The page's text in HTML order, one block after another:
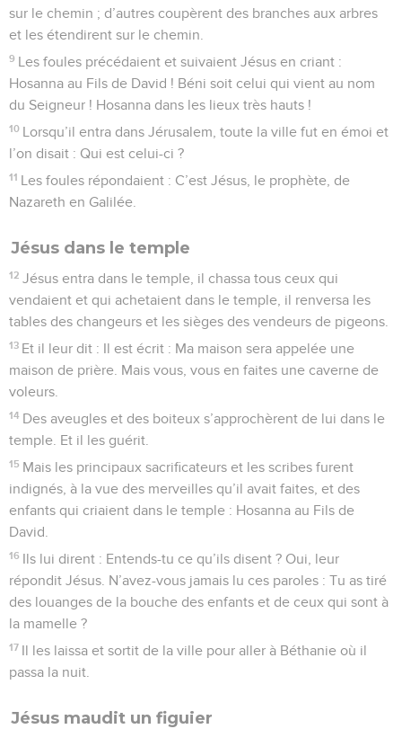
sur le chemin ; d’autres coupèrent des branches aux arbres
et les étendirent sur le chemin.
9 Les foules précédaient et suivaient Jésus en criant :
Hosanna au Fils de David ! Béni soit celui qui vient au nom
du Seigneur ! Hosanna dans les lieux très hauts !
10 Lorsqu’il entra dans Jérusalem, toute la ville fut en émoi et
l’on disait : Qui est celui-ci ?
11 Les foules répondaient : C’est Jésus, le prophète, de
Nazareth en Galilée.
Jésus dans le temple
12 Jésus entra dans le temple, il chassa tous ceux qui
vendaient et qui achetaient dans le temple, il renversa les
tables des changeurs et les sièges des vendeurs de pigeons.
13 Et il leur dit : Il est écrit : Ma maison sera appelée une
maison de prière. Mais vous, vous en faites une caverne de
voleurs.
14 Des aveugles et des boiteux s’approchèrent de lui dans le
temple. Et il les guérit.
15 Mais les principaux sacrificateurs et les scribes furent
indignés, à la vue des merveilles qu’il avait faites, et des
enfants qui criaient dans le temple : Hosanna au Fils de
David.
16 Ils lui dirent : Entends-tu ce qu’ils disent ? Oui, leur
répondit Jésus. N’avez-vous jamais lu ces paroles : Tu as tiré
des louanges de la bouche des enfants et de ceux qui sont à
la mamelle ?
17 Il les laissa et sortit de la ville pour aller à Béthanie où il
passa la nuit.
Jésus maudit un figuier